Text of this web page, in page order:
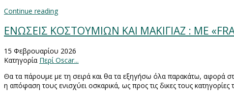
Continue reading
ΕΝΩΣΕΙΣ ΚΟΣΤΟΥΜΙΩΝ ΚΑΙ ΜΑΚΙΓΙΑΖ : ΜΕ
15 Φεβρουαρίου 2026
Κατηγορία Περί Oscar...
Θα τα πάρουμε με τη σειρά και θα τα εξηγήσω όλα παρακάτω, αφορά
η απόφαση τους ενισχύει οσκαρικά, ως προς τις δικες τους κατηγορίες